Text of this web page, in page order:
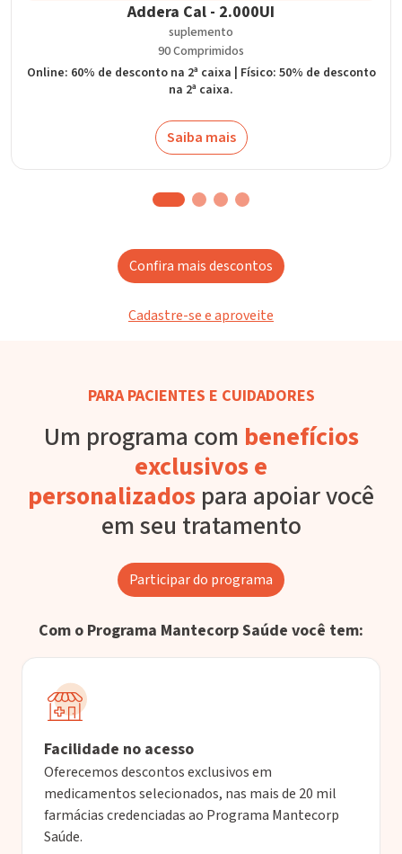
Addera Cal - 2.000UI
suplemento
90 Comprimidos
Online: 60% de desconto na 2ª caixa | Físico: 50% de desconto
na 2ª caixa.
Saiba mais
Confira mais descontos
Cadastre-se e aproveite
PARA PACIENTES E CUIDADORES
Um programa com benefícios
exclusivos e
personalizados para apoiar você
em seu tratamento
Participar do programa
Com o Programa Mantecorp Saúde você tem:
Facilidade no acesso
Oferecemos descontos exclusivos em
medicamentos selecionados, nas mais de 20 mil
farmácias credenciadas ao Programa Mantecorp
Saúde.